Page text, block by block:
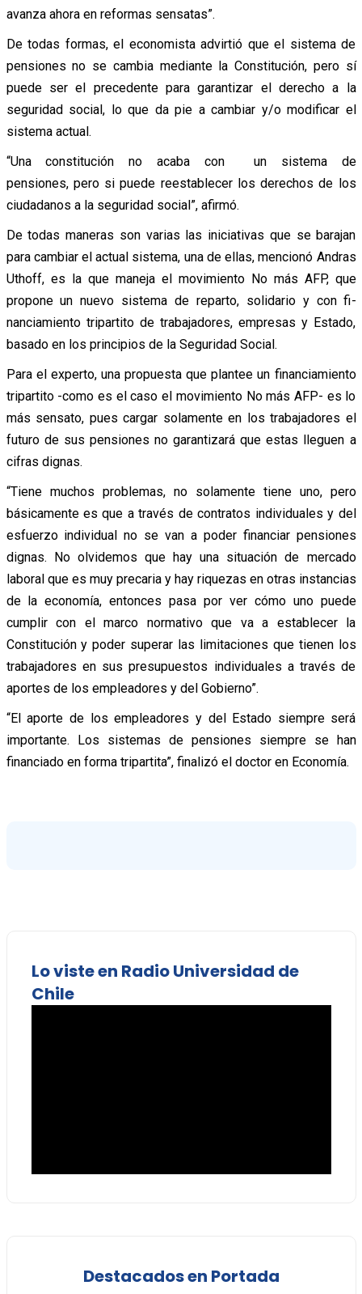
avanza ahora en reformas sensatas”.
De todas formas, el economista advirtió que el sistema de
pensiones no se cambia mediante la Constitución, pero sí
puede ser el precedente para garantizar el derecho a la
seguridad social, lo que da pie a cambiar y/o modificar el
sistema actual.
“Una constitución no acaba con un sistema de
pensiones, pero si puede reestablecer los derechos de los
ciudadanos a la seguridad social”, afirmó.
De todas maneras son varias las iniciativas que se barajan
para cambiar el actual sistema, una de ellas, mencionó Andras
Uthoff, es la que maneja el movimiento No más AFP, que
propone un nuevo sistema de reparto, solidario y con fi­
nanciamiento tripartito de trabajadores, empresas y Estado,
basado en los princi­pios de la Seguridad Social.
Para el experto, una propuesta que plantee un financiamiento
tripartito -como es el caso el movimiento No más AFP- es lo
más sensato, pues cargar solamente en los trabajadores el
futuro de sus pensiones no garantizará que estas lleguen a
cifras dignas.
“Tiene muchos problemas, no solamente tiene uno, pero
básicamente es que a través de contratos individuales y del
esfuerzo individual no se van a poder financiar pensiones
dignas. No olvidemos que hay una situación de mercado
laboral que es muy precaria y hay riquezas en otras instancias
de la economía, entonces pasa por ver cómo uno puede
cumplir con el marco normativo que va a establecer la
Constitución y poder superar las limitaciones que tienen los
trabajadores en sus presupuestos individuales a través de
aportes de los empleadores y del Gobierno”.
“El aporte de los empleadores y del Estado siempre será
importante. Los sistemas de pensiones siempre se han
financiado en forma tripartita”, finalizó el doctor en Economía.
Lo viste en Radio Universidad de
Chile
Destacados en Portada